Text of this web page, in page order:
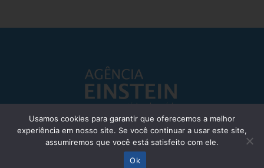
Responsável Técnico: Dr. Eliezer Silva - CRM: 85148-SP
© Einstein Hospital Israelita 2025 - Todos os direitos reservados
Usamos cookies para garantir que oferecemos a melhor
experiência em nosso site. Se você continuar a usar este site,
assumiremos que você está satisfeito com ele.
Ok